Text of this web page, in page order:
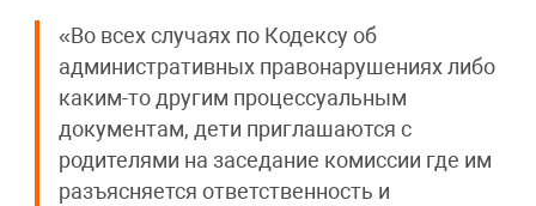
«Во всех случаях по Кодексу об
административных правонарушениях либо
каким-то другим процессуальным
документам, дети приглашаются с
родителями на заседание комиссии где им
разъясняется ответственность и